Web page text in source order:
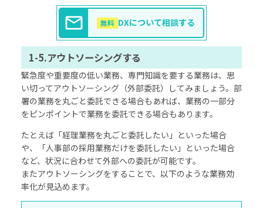
無料 DXについて相談する
1-5.アウトソーシングする
緊急度や重要度の低い業務、専門知識を要する業務は、思
い切ってアウトソーシング（外部委託）してみましょう。部
署の業務を丸ごと委託できる場合もあれば、業務の一部分
をピンポイントで業務を委託できる場合もあります。
たとえば「経理業務を丸ごと委託したい」といった場合
や、「人事部の採用業務だけを委託したい」といった場合
など、状況に合わせて外部への委託が可能です。
またアウトソーシングをすることで、以下のような業務効
率化が見込めます。